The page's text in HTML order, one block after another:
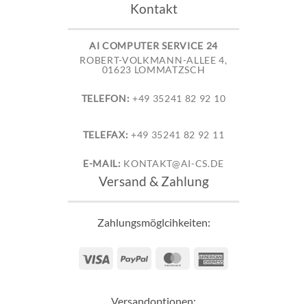
Kontakt
AI COMPUTER SERVICE 24
ROBERT-VOLKMANN-ALLEE 4,
01623 LOMMATZSCH
TELEFON: +49 35241 82 92 10
TELEFAX: +49 35241 82 92 11
E-MAIL: KONTAKT@AI-CS.DE
Versand & Zahlung
Zahlungsmöglcihkeiten:
Visa PayPal MasterCard
Versandoptionen: